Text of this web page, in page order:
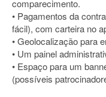
comparecimento.
• Pagamentos da
fácil), com carteira no
• Geolocalização para
• Um painel
• Espaço para um
(possíveis